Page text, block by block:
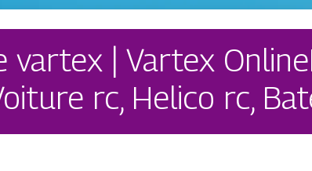
vartex | Vartex
rc, Helico rc,